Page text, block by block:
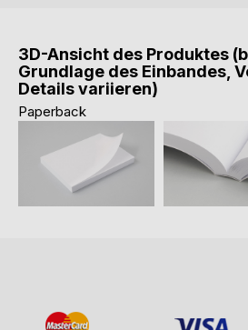
3D-Ansicht des Produktes
Grundlage des Einbandes,
Details variieren)
Paperback